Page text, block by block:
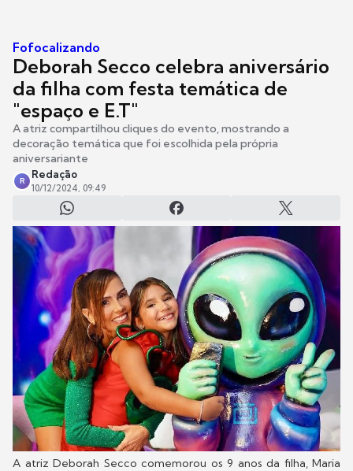
Fofocalizando
Deborah Secco celebra aniversário
da filha com festa temática de
"espaço e E.T"
A atriz compartilhou cliques do evento, mostrando a
decoração temática que foi escolhida pela própria
aniversariante
R
Redação
10/12/2024, 09:49
A atriz Deborah Secco comemorou os 9 anos da filha, Maria